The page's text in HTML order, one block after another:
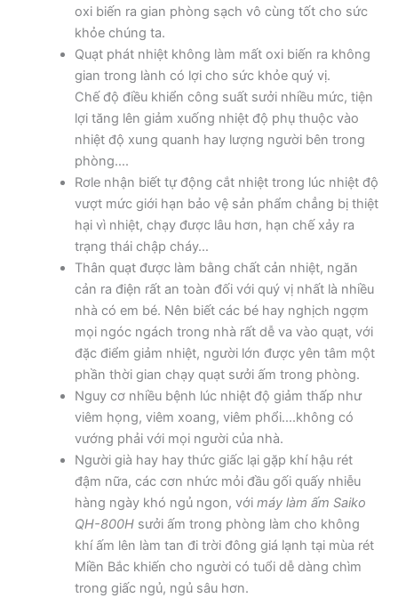
oxi biến ra gian phòng sạch vô cùng tốt cho sức
khỏe chúng ta.
Quạt phát nhiệt không làm mất oxi biến ra không
gian trong lành có lợi cho sức khỏe quý vị.
Chế độ điều khiển công suất sưởi nhiều mức, tiện
lợi tăng lên giảm xuống nhiệt độ phụ thuộc vào
nhiệt độ xung quanh hay lượng người bên trong
phòng….
Rơle nhận biết tự động cắt nhiệt trong lúc nhiệt độ
vượt mức giới hạn bảo vệ sản phẩm chẳng bị thiệt
hại vì nhiệt, chạy được lâu hơn, hạn chế xảy ra
trạng thái chập cháy…
Thân quạt được làm bằng chất cản nhiệt, ngăn
cản ra điện rất an toàn đối với quý vị nhất là nhiều
nhà có em bé. Nên biết các bé hay nghịch ngợm
mọi ngóc ngách trong nhà rất dễ va vào quạt, với
đặc điểm giảm nhiệt, người lớn được yên tâm một
phần thời gian chạy quạt sưởi ấm trong phòng.
Nguy cơ nhiều bệnh lúc nhiệt độ giảm thấp như
viêm họng, viêm xoang, viêm phổi….không có
vướng phải với mọi người của nhà.
Người già hay hay thức giấc lại gặp khí hậu rét
đậm nữa, các cơn nhức mỏi đầu gối quấy nhiễu
hàng ngày khó ngủ ngon, với máy làm ấm Saiko
QH-800Hsưởi ấm trong phòng làm cho không
khí ấm lên làm tan đi trời đông giá lạnh tại mùa rét
Miền Bắc khiến cho người có tuổi dễ dàng chìm
trong giấc ngủ, ngủ sâu hơn.